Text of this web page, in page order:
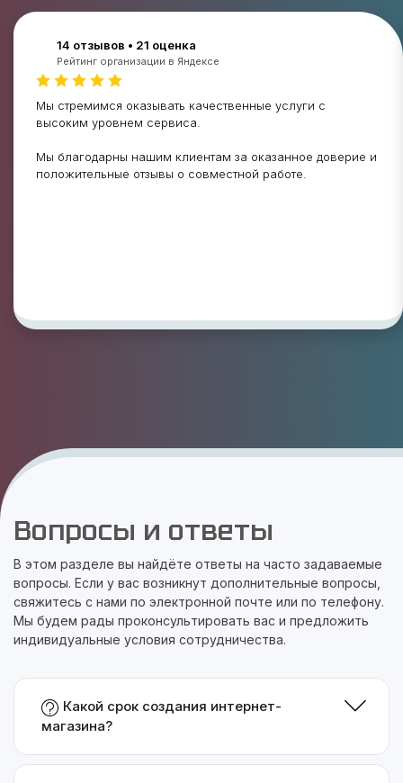
14 отзывов • 21 оценка
Рейтинг организации в Яндексе
Мы стремимся оказывать качественные услуги с
высоким уровнем сервиса.
Мы благодарны нашим клиентам за оказанное доверие и
положительные отзывы о совместной работе.
Вопросы и ответы
В этом разделе вы найдёте ответы на часто задаваемые
вопросы. Если у вас возникнут дополнительные вопросы,
свяжитесь с нами по электронной почте или по телефону.
Мы будем рады проконсультировать вас и предложить
индивидуальные условия сотрудничества.
Какой срок создания интернет-
магазина?